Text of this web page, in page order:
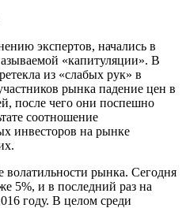
экспертов, начались в
«капитуляции». В
из «слабых рук» в
рынка падение цен в
после чего они поспешно
соотношение
инвесторов на рынке
рынка. Сегодня
5%, и в последний раз на
году. В целом среди